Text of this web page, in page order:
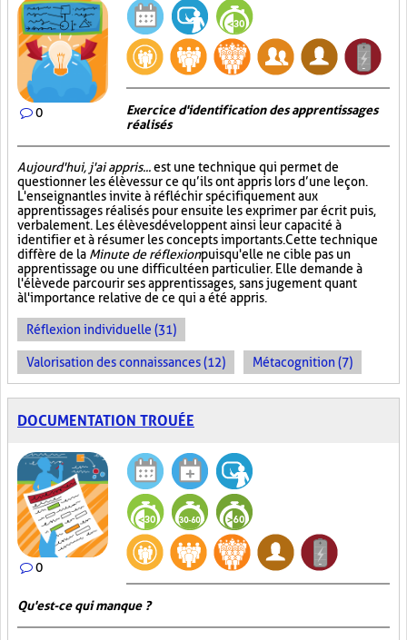
0
Exercice d'identification des apprentissages
réalisés
Aujourd'hui, j'ai appris...est une technique qui permet de
questionner les élèves sur ce qu’ils ont appris lors d’une leçon.
L'enseignant les invite à réfléchir spécifiquement aux
apprentissages réalisés pour ensuite les exprimer par écrit puis,
verbalement. Les élèves développent ainsi leur capacité à
identifier et à résumer les concepts importants. Cette technique
diffère de la Minute de réflexionpuisqu'elle ne cible pas un
apprentissage ou une difficulté en particulier. Elle demande à
l'élève de parcourir ses apprentissages, sans jugement quant
à l'importance relative de ce qui a été appris.
Réflexion individuelle (31)
Valorisation des connaissances (12) Métacognition (7)
DOCUMENTATION TROUÉE
0
Qu'est-ce qui manque ?